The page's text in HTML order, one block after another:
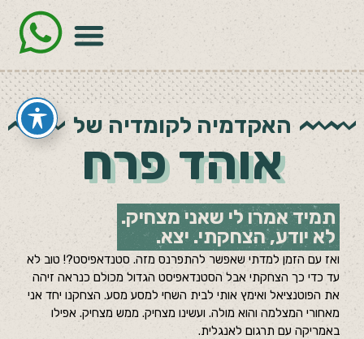
האקדמיה לקומדיה של
אוהד פרח
תמיד אמרו לי שאני מצחיק.
לא יודע, הצחקתי. יצא.
ואז עם הזמן למדתי שאפשר להתפרנס מזה. סטנדאפיסט?! טוב לא
עד כדי כך הצחקתי אבל הסטנדאפיסט הגדול מכולם כנראה זיהה
את הפוטנציאל ואימץ אותי לבית השחי למסע מסע. הצחקנו יחד אני
מאחורי המצלמה והוא מולה. ועשינו מצחיק. ממש מצחיק. אפילו
באמריקה עם תרגום לאנגלית.